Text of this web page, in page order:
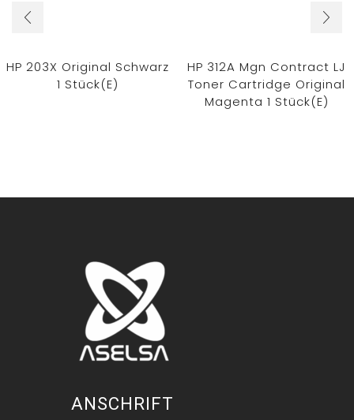
HP 203X Original Schwarz
1 Stück(e)
HP 312A Mgn Contract LJ
Toner Cartridge Original
Magenta 1 Stück(e)
ANSCHRIFT